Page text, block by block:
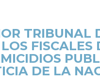
TRIBUNAL
FISCALES
DE LA